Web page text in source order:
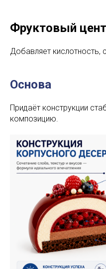
Фруктовый
Добавляет кислотность,
Основа
Придаёт конструкции
композицию.